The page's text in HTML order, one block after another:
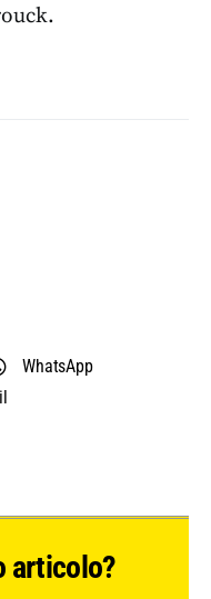
WhatsApp
articolo?